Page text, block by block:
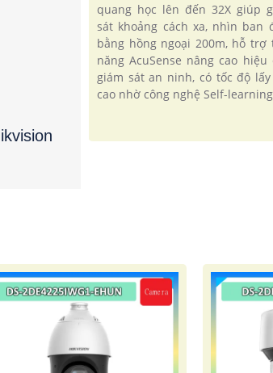
quang học lên đến 32X giúp
sát khoảng cách xa, nhìn ban
bằng hồng ngoại 200m, hỗ trợ
năng AcuSense nâng cao hiệu
giám sát an ninh, có tốc độ
cao nhờ công nghệ Self-learning